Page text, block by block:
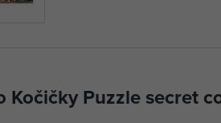
Kočičky Puzzle secret